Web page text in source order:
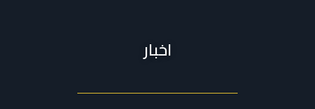
اخبار